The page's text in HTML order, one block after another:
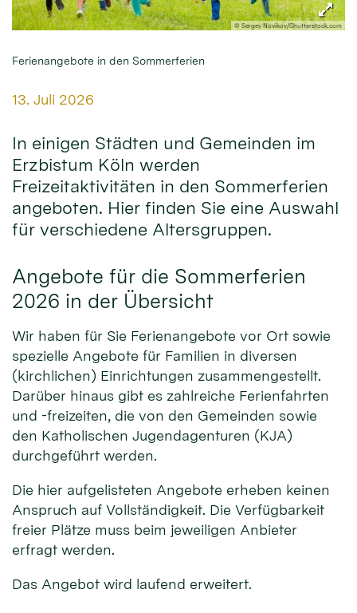
© Sergey Novikov/Shutterstock.com
Ferienangebote in den Sommerferien
Datum:
13. Juli 2026
In einigen Städten und Gemeinden im
Erzbistum Köln werden
Freizeitaktivitäten in den Sommerferien
angeboten. Hier finden Sie eine Auswahl
für verschiedene Altersgruppen.
Angebote für die Sommerferien
2026 in der Übersicht
Wir haben für Sie Ferienangebote vor Ort sowie
spezielle Angebote für Familien in diversen
(kirchlichen) Einrichtungen zusammengestellt.
Darüber hinaus gibt es zahlreiche Ferienfahrten
und -freizeiten, die von den Gemeinden sowie
den Katholischen Jugendagenturen (KJA)
durchgeführt werden.
Die hier aufgelisteten Angebote erheben keinen
Anspruch auf Vollständigkeit. Die Verfügbarkeit
freier Plätze muss beim jeweiligen Anbieter
erfragt werden.
Das Angebot wird laufend erweitert.